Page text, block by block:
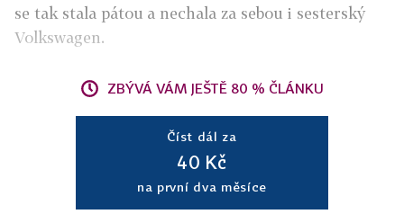
se tak stala pátou a nechala za sebou i sesterský
Volkswagen.
ZBÝVÁ VÁM JEŠTĚ 80 % ČLÁNKU
Číst dál za
40 Kč
na první dva měsíce